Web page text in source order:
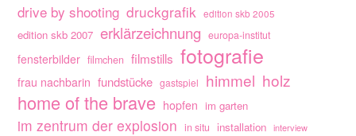
drive by shooting druckgrafik edition skb 2005
edition skb 2007 erklärzeichnung europa-institut
fensterbilder filmchen filmstills fotografie
frau nachbarin fundstücke gastspiel himmel holz
home of the brave hopfen im garten
im zentrum der explosion in situ installation interview